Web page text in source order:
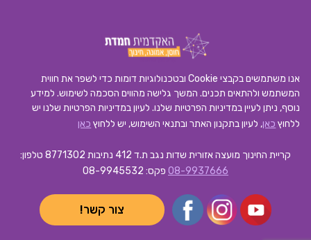
צור קשר!
אנו משתמשים בקבצי Cookie ובטכנולוגיות דומות כדי לשפר את חווית
המשתמש ולהתאים תכנים. המשך גלישה מהווים הסכמה לשימוש. למידע
נוסף, ניתן לעיין במדיניות הפרטיות שלנו.לעיון במדיניות הפרטיות שלנו יש
ללחוץ כאן, לעיון בתקנון האתר ובתנאי השימוש, יש ללחוץ כאן
קריית החינוך מועצה אזורית שדות נגב ת.ד 412 נתיבות 8771302
טלפון:
08-9937666 פקס: 08-9945532